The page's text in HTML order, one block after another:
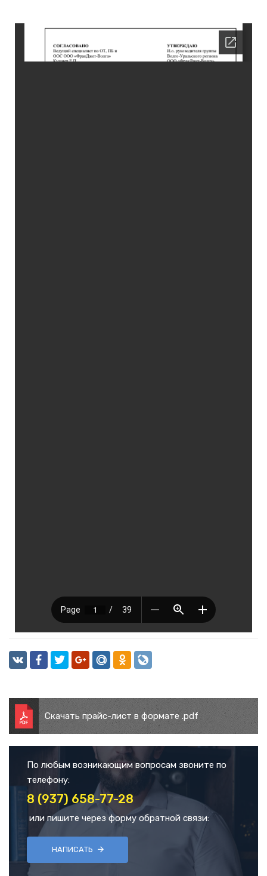
Скачать прайс-лист в формате .pdf
По любым возникающим вопросам звоните по
телефону:
8 (937) 658-77-28
или пишите через форму обратной связи:
НАПИСАТЬ